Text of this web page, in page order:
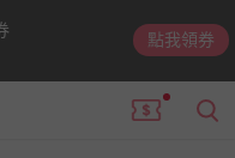
點我領券